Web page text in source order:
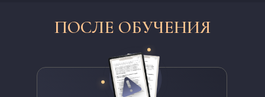
ПОСЛЕ ОБУЧЕНИЯ